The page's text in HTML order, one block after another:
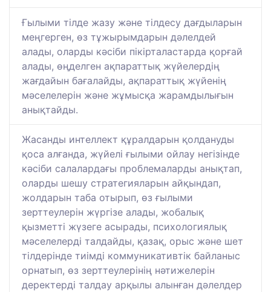
Ғылыми тілде жазу және тілдесу дағдыларын
меңгерген, өз тұжырымдарын дәлелдей
алады, оларды кәсіби пікірталастарда қорғай
алады, өңделген ақпараттық жүйелердің
жағдайын бағалайды, ақпараттық жүйенің
мәселелерін және жұмысқа жарамдылығын
анықтайды.
Жасанды интеллект құралдарын қолдануды
қоса алғанда, жүйелі ғылыми ойлау негізінде
кәсіби салалардағы проблемаларды анықтап,
оларды шешу стратегияларын айқындап,
жолдарын таба отырып, өз ғылыми
зерттеулерін жүргізе алады, жобалық
қызметті жүзеге асырады, психологиялық
мәселелерді талдайды, қазақ, орыс және шет
тілдерінде тиімді коммуникативтік байланыс
орнатып, өз зерттеулерінің нәтижелерін
деректерді талдау арқылы алынған дәлелдер